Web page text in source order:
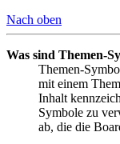
Nach oben
Was sind Themen-
Themen-
mit einem
Inhalt
Symbole zu
ab, die die